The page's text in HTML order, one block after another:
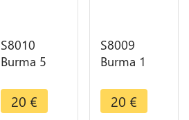
S8010
Burma 5
FDC ->
Faire Offre
20 €
S8009
Burma 1
FDC ->
Faire Offre
20 €